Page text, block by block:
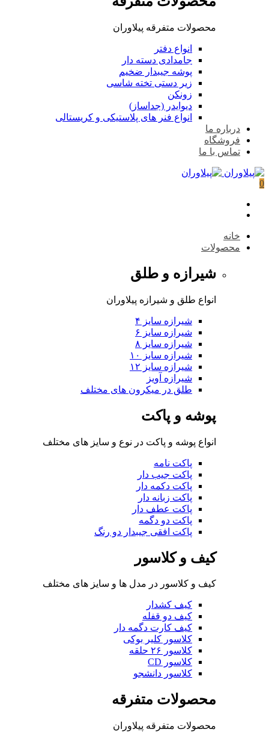
محصولات متفرقه پیلاوران
انواع دفتر
جامدادی دسته دار
پوشه جیبدار ضخیم
زیر دستی تخته شاسی
زونکن
دیوایدر (جداساز)
انواع فنر های پلاستیکی و کریستالی
درباره ما
فروشگاه
تماس با ما
0
خانه
محصولات
شیرازه و طلق
انواع طلق و شیرازه پیلاوران
شیرازه سایز ۴
شیرازه سایز ۶
شیرازه سایز ۸
شیرازه سایز ۱۰
شیرازه سایز ۱۲
شیرازه آویز
طلق در میکرون های مختلف
پوشه و پاکت
انواع پوشه و پاکت در نوع و سایز های مختلف
پاکت نامه
پاکت جیب دار
پاکت دکمه دار
پاکت زبانه دار
پاکت عطف دار
پاکت دو دگمه
پاکت افقی جیبدار دو رنگ
کیف و کلاسور
کیف و کلاسور در مدل ها و سایز های مختلف
کیف کشدار
کیف دو قفله
کیف کارت دگمه دار
کلاسور کلیر بوکی
کلاسور ۲۶ حلقه
کلاسور CD
کلاسور دانشجو
محصولات متفرقه
محصولات متفرقه پیلاوران